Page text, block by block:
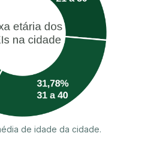
de idade da cidade.